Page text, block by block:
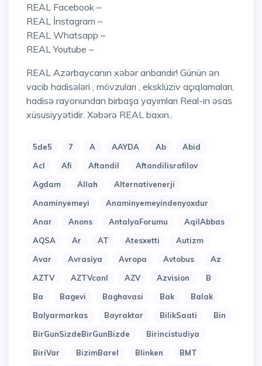
REAL Facebook –
REAL İnstagram –
REAL Whatsapp –
REAL Youtube –
REAL Azərbaycanın xəbər anbarıdır! Günün ən
vacib hadisələri , mövzuları , eksklüziv açıqlamaları,
hadisə rayonundan birbaşa yayımları Real-ın əsas
xüsusiyyətidir. Xəbərə REAL baxın..
5de5 7 A AAYDA Ab
Abid
Acl
Afi Aftandil
Aftandilisrafilov
Agdam
Allah
Alternativenerji
Anaminyemeyi
Anaminyemeyindenyoxdur
Anar
Anons AntalyaForumu
AqilAbbas
AQSA
Ar AT Atesxetti
Autizm
Avar
Avrasiya Avropa Avtobus
Az
AZTV
AZTVcanl AZV Azvision
B
Ba
Bagevi Baghavasi Bak
Balak
Balyarmarkas
Bayraktar BilikSaati
Bin
BirGunSizdeBirGunBizde
Birincistudiya
BiriVar
BizimBarel Blinken
BMT